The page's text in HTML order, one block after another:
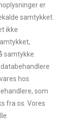
er
samtykket.
ikke
samtykke.
hos
som
fra os. Vores